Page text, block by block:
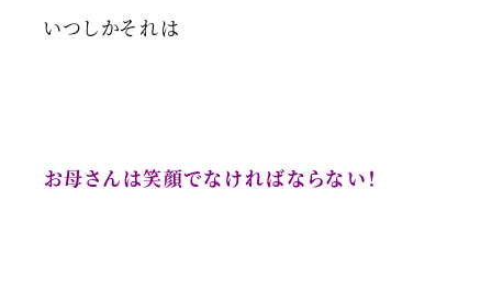
いつしかそれは
お母さんは笑顔でなければならない！